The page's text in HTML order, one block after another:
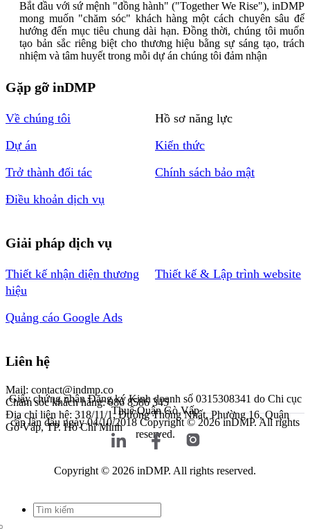
Bắt đầu với sứ mệnh "đồng hành" ("Together We Rise"), inDMP
mong muốn "chăm sóc" khách hàng một cách chuyên sâu để
hướng đến mục tiêu chung dài hạn. Đồng thời, chúng tôi muốn
tạo bản sắc riêng biệt cho thương hiệu bằng sự sáng tạo, trách
nhiệm và tâm huyết trong mỗi dự án chúng tôi đảm nhận
Gặp gỡ inDMP
Về chúng tôi
Hồ sơ năng lực
Dự án
Kiến thức
Trở thành đối tác
Chính sách bảo mật
Điều khoản dịch vụ
Giải pháp dịch vụ
Thiết kế nhận diện thương
hiệu
Thiết kế & Lập trình website
Quảng cáo Google Ads
Liên hệ
Mail: contact@indmp.co
Chăm sóc khách hàng: 086 8586 345
Địa chỉ liên hệ: 318/11/1, Đường Thống Nhất, Phường 16, Quận
Gò Vấp, TP. Hồ Chí Minh
Giấy chứng nhận Đăng ký Kinh doanh số 0315308341 do Chi cục
Thuế Quận Gò Vấp
cấp lần đầu ngày 04/10/2018Copyright © 2026 inDMP. All rights
reserved.
Copyright © 2026 inDMP. All rights reserved.